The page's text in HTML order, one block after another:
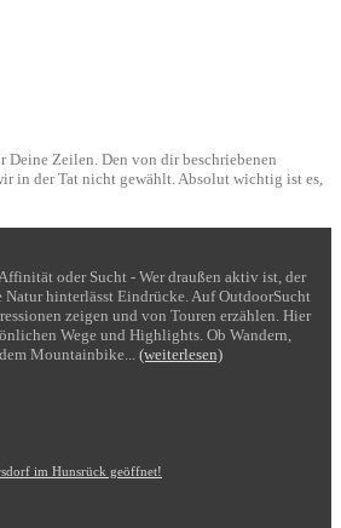
Zeilen. Den von dir beschriebenen
in der Tat nicht gewählt. Absolut wichtig ist es,
oder Sucht - Wer draußen aktiv ist, der
hinterlässt Eindrücke. Auf OutdoorSucht
zeigen und von Touren erzählen. Hier
Wege und Highlights. Ob Wandern,
Mountainbike... (weiterlesen)
im Hunsrück geöffnet!